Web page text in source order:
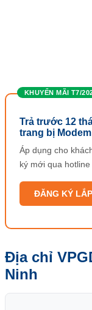
KHUYẾN MÃI T7/
Trả trước 12
trang bị
Áp dụng cho
ký mới qua hotline
ĐĂNG KÝ
Địa chỉ
Ninh